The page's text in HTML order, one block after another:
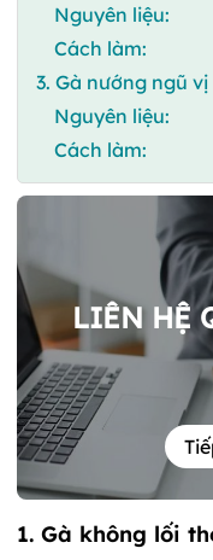
Nguyên liệu:
Cách làm:
3. Gà nướng ngũ vị
Nguyên liệu:
Cách làm:
LIÊN HỆ
1. Gà không lối